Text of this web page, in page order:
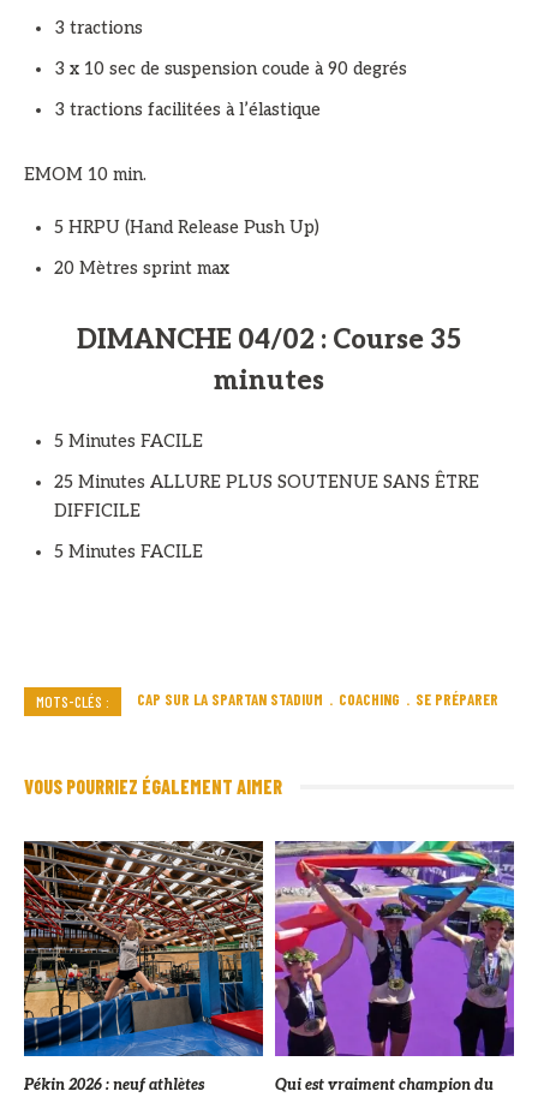
3 tractions
3 x 10 sec de suspension coude à 90 degrés
3 tractions facilitées à l’élastique
EMOM 10 min.
5 HRPU (Hand Release Push Up)
20 Mètres sprint max
DIMANCHE 04/02 : Course 35
minutes
5 Minutes FACILE
25 Minutes ALLURE PLUS SOUTENUE SANS ÊTRE
DIFFICILE
5 Minutes FACILE
MOTS-CLÉS : CAP SUR LA SPARTAN STADIUM COACHING SE PRÉPARER
VOUS POURRIEZ ÉGALEMENT AIMER
Pékin 2026 : neuf athlètes
Qui est vraiment champion du